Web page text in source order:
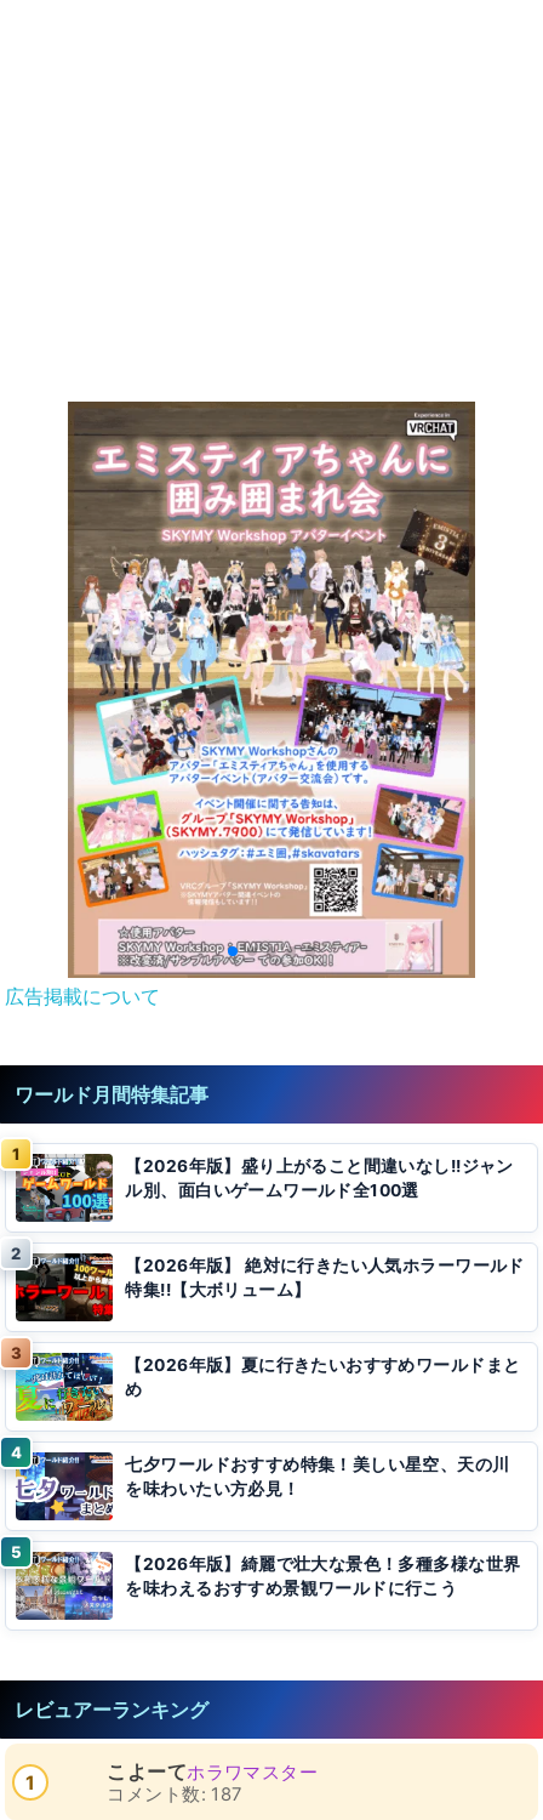
広告掲載について
ワールド月間特集記事
【2026年版】盛り上がること間違いなし!!ジャン
ル別、面白いゲームワールド全100選
【2026年版】 絶対に行きたい人気ホラーワールド
特集!!【大ボリューム】
【2026年版】夏に行きたいおすすめワールドまと
め
七夕ワールドおすすめ特集！美しい星空、天の川
を味わいたい方必見！
【2026年版】綺麗で壮大な景色！多種多様な世界
を味わえるおすすめ景観ワールドに行こう
レビュアーランキング
1 こよーてホラワマスター
コメント数: 187